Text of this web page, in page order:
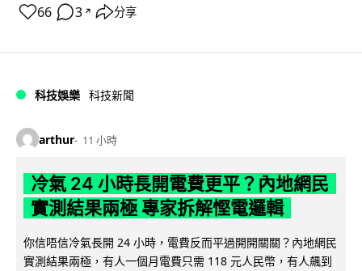
66 3 ↗ 分享
科技娛樂 科技新聞
arthur 11 小時
冷氣 24 小時長開電費更平？內地網民
實測結果兩極 專家拆解慳電邏輯
你信唔信冷氣長開 24 小時，電費反而平過開開關關？內地網民
實測結果兩極，有人一個月電費只需 118 元人民幣，有人飆到